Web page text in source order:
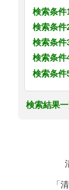
検索条件
検索条件
検索条件
検索条件
検索条件
検索結果
「